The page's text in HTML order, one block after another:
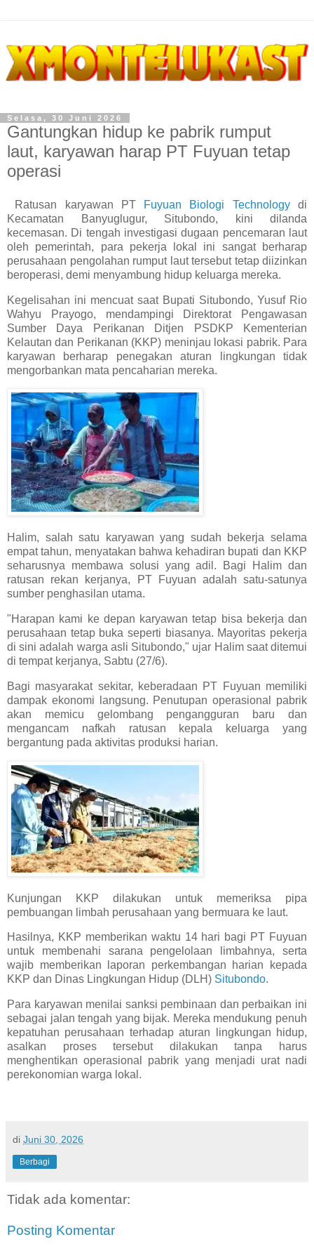
Selasa, 30 Juni 2026
Gantungkan hidup ke pabrik rumput
laut, karyawan harap PT Fuyuan tetap
operasi
Ratusan karyawan PT Fuyuan Biologi Technologydi
Kecamatan Banyuglugur, Situbondo, kini dilanda
kecemasan. Di tengah investigasi dugaan pencemaran laut
oleh pemerintah, para pekerja lokal ini sangat berharap
perusahaan pengolahan rumput laut tersebut tetap diizinkan
beroperasi, demi menyambung hidup keluarga mereka.
Kegelisahan ini mencuat saat Bupati Situbondo, Yusuf Rio
Wahyu Prayogo, mendampingi Direktorat Pengawasan
Sumber Daya Perikanan Ditjen PSDKP Kementerian
Kelautan dan Perikanan (KKP) meninjau lokasi pabrik. Para
karyawan berharap penegakan aturan lingkungan tidak
mengorbankan mata pencaharian mereka.
Halim, salah satu karyawan yang sudah bekerja selama
empat tahun, menyatakan bahwa kehadiran bupati dan KKP
seharusnya membawa solusi yang adil. Bagi Halim dan
ratusan rekan kerjanya, PT Fuyuan adalah satu-satunya
sumber penghasilan utama.
"Harapan kami ke depan karyawan tetap bisa bekerja dan
perusahaan tetap buka seperti biasanya. Mayoritas pekerja
di sini adalah warga asli Situbondo," ujar Halim saat ditemui
di tempat kerjanya, Sabtu (27/6).
Bagi masyarakat sekitar, keberadaan PT Fuyuan memiliki
dampak ekonomi langsung. Penutupan operasional pabrik
akan memicu gelombang pengangguran baru dan
mengancam nafkah ratusan kepala keluarga yang
bergantung pada aktivitas produksi harian.
Kunjungan KKP dilakukan untuk memeriksa pipa
pembuangan limbah perusahaan yang bermuara ke laut.
Hasilnya, KKP memberikan waktu 14 hari bagi PT Fuyuan
untuk membenahi sarana pengelolaan limbahnya, serta
wajib memberikan laporan perkembangan harian kepada
KKP dan Dinas Lingkungan Hidup (DLH) Situbondo.
Para karyawan menilai sanksi pembinaan dan perbaikan ini
sebagai jalan tengah yang bijak. Mereka mendukung penuh
kepatuhan perusahaan terhadap aturan lingkungan hidup,
asalkan proses tersebut dilakukan tanpa harus
menghentikan operasional pabrik yang menjadi urat nadi
perekonomian warga lokal.
di Juni 30, 2026
Berbagi
Tidak ada komentar:
Posting Komentar